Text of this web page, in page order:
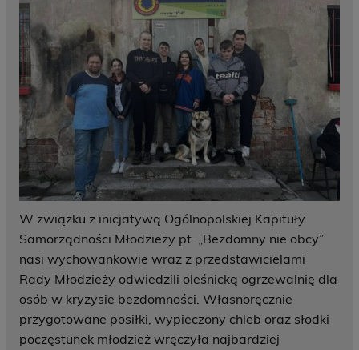
W związku z inicjatywą Ogólnopolskiej Kapituły
Samorządności Młodzieży pt. „Bezdomny nie obcy”
nasi wychowankowie wraz z przedstawicielami
Rady Młodzieży odwiedzili oleśnicką ogrzewalnię dla
osób w kryzysie bezdomności. Własnoręcznie
przygotowane posiłki, wypieczony chleb oraz słodki
poczęstunek młodzież wręczyła najbardziej